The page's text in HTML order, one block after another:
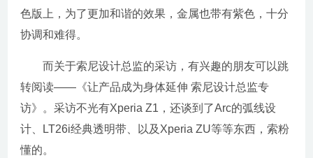
色版上，为了更加和谐的效果，金属也带有紫色，十分
协调和难得。
而关于索尼设计总监的采访，有兴趣的朋友可以跳
转阅读——《让产品成为身体延伸 索尼设计总监专
访》。采访不光有Xperia Z1，还谈到了Arc的弧线设
计、LT26i经典透明带、以及Xperia ZU等等东西，索粉
懂的。